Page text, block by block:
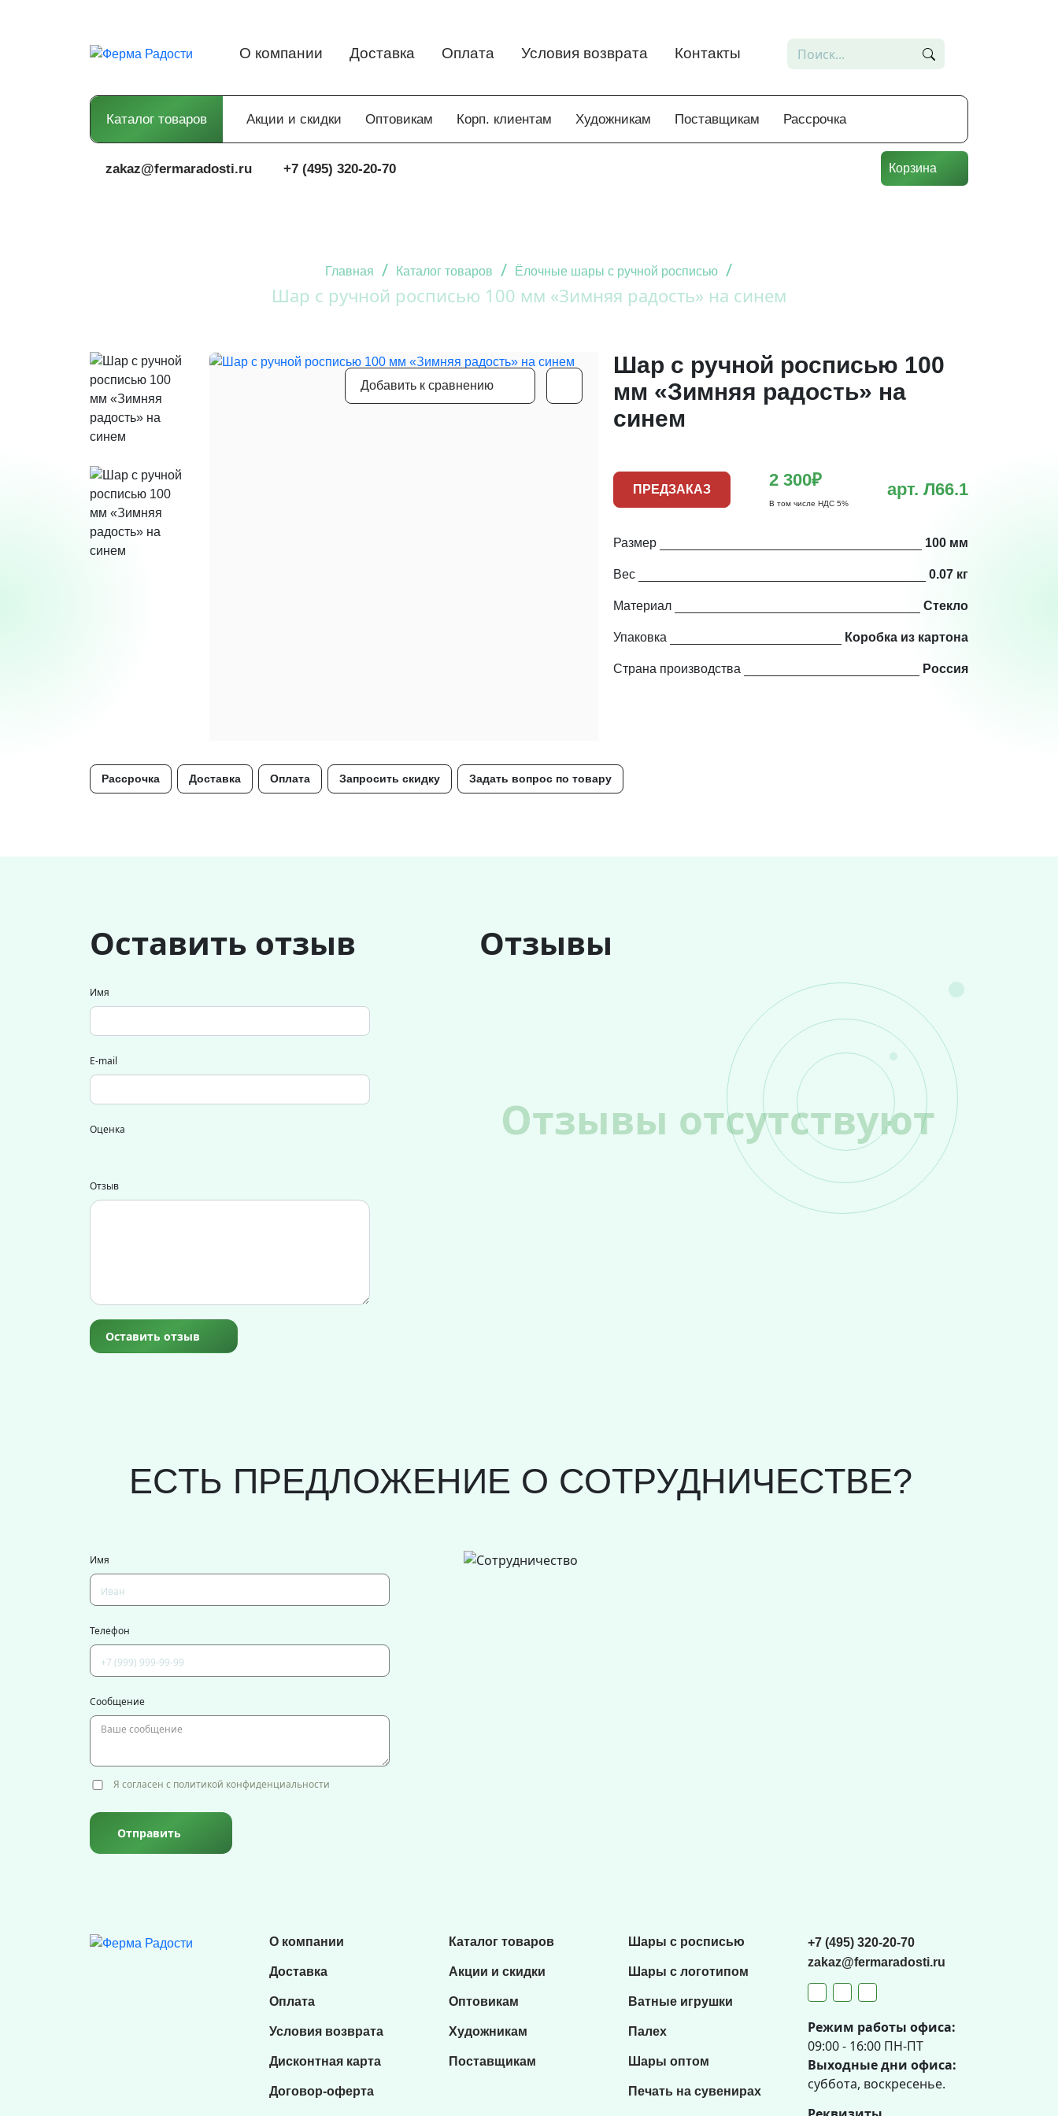
О компании Доставка Оплата Условия возврата Контакты
Каталог товаров Акции и скидки Оптовикам Корп. клиентам Художникам Поставщикам Рассрочка
zakaz@fermaradosti.ru +7 (495) 320-20-70 Корзина
Главная / Каталог товаров / Ёлочные шары с ручной росписью
/
Шар с ручной росписью 100 мм «Зимняя радость» на синем
Добавить к сравнению
Рассрочка Доставка Оплата Запросить скидку Задать вопрос по товару
Шар с ручной росписью 100
мм «Зимняя радость» на
синем
ПРЕДЗАКАЗ 2 300₽
В том числе НДС 5%
арт. Л66.1
Размер 100 мм
Вес 0.07 кг
Материал Стекло
Упаковка Коробка из картона
Страна производства Россия
Оставить отзыв
Имя
E-mail
Оценка
Отзыв
Оставить отзыв
Отзывы
Отзывы отсутствуют
ЕСТЬ ПРЕДЛОЖЕНИЕ О СОТРУДНИЧЕСТВЕ?
Имя
Телефон
Сообщение
Я согласен с политикой конфиденциальности
Отправить
О компании
Доставка
Оплата
Условия возврата
Дисконтная карта
Договор-оферта
Каталог товаров
Акции и скидки
Оптовикам
Художникам
Поставщикам
Шары с росписью
Шары с логотипом
Ватные игрушки
Палех
Шары оптом
Печать на сувенирах
+7 (495) 320-20-70
zakaz@fermaradosti.ru
Режим работы офиса:
09:00 - 16:00 ПН-ПТ
Выходные дни офиса:
суббота, воскресенье.